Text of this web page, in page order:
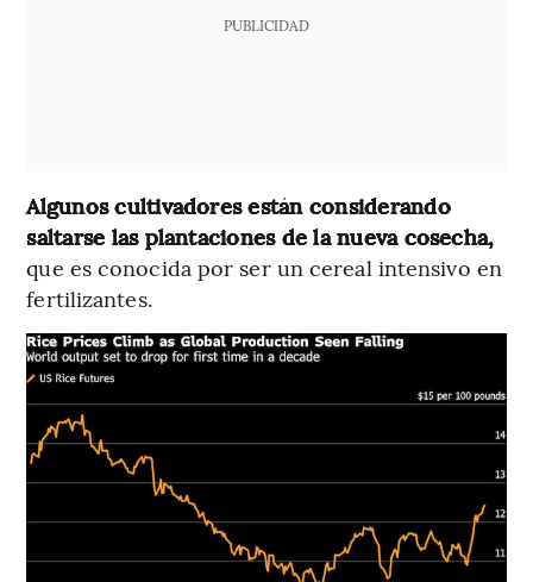
PUBLICIDAD
Algunos cultivadores están considerando
saltarse las plantaciones de la nueva cosecha,
que es conocida por ser un cereal intensivo en
fertilizantes.